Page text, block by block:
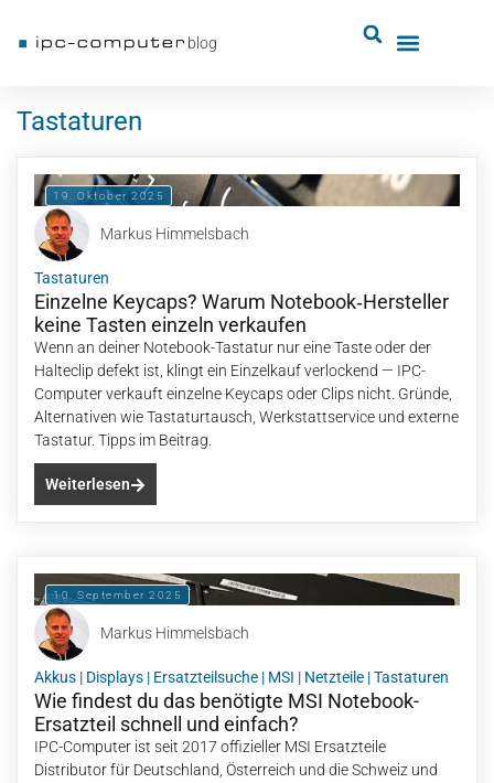
blog
Tastaturen
19. Oktober 2025
Markus Himmelsbach
Tastaturen
Einzelne Keycaps? Warum Notebook‑Hersteller
keine Tasten einzeln verkaufen
Wenn an deiner Notebook-Tastatur nur eine Taste oder der
Halteclip defekt ist, klingt ein Einzelkauf verlockend — IPC-
Computer verkauft einzelne Keycaps oder Clips nicht. Gründe,
Alternativen wie Tastaturtausch, Werkstattservice und externe
Tastatur. Tipps im Beitrag.
Weiterlesen
10. September 2025
Markus Himmelsbach
Akkus | Displays | Ersatzteilsuche | MSI | Netzteile |Tastaturen
Wie findest du das benötigte MSI Notebook-
Ersatzteil schnell und einfach?
IPC-Computer ist seit 2017 offizieller MSI Ersatzteile
Distributor für Deutschland, Österreich und die Schweiz und